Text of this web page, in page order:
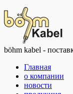
böhm kabel -
Главная
о компании
новости